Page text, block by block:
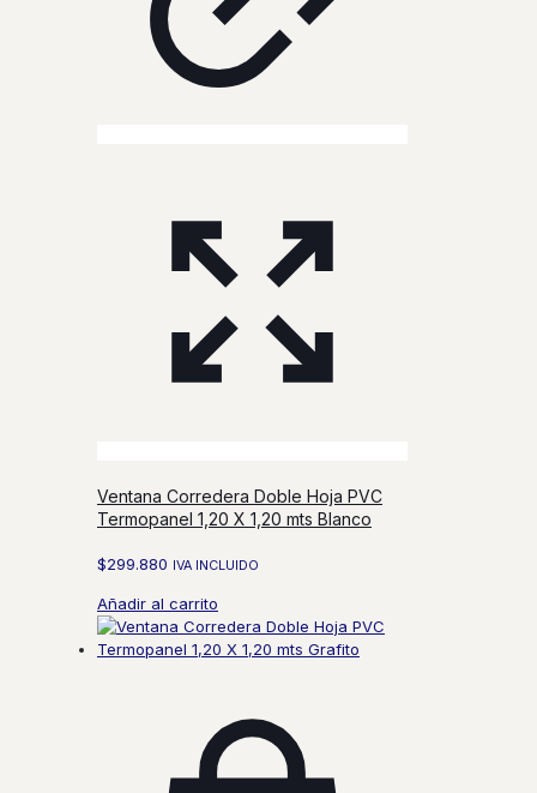
Ventana Corredera Doble Hoja PVC
Termopanel 1,20 X 1,20 mts Blanco
$299.880 IVA INCLUIDO
Añadir al carrito